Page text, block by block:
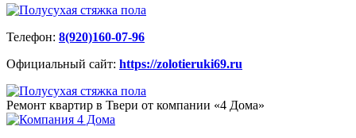
Телефон: 8(920)160-07-96
Официальный сайт: https://zolotieruki69.ru
Ремонт квартир в Твери от компании «4 Дома»